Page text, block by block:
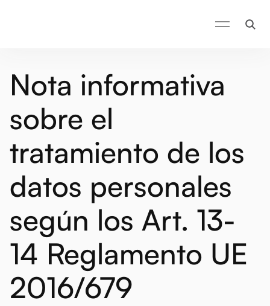
Nota informativa
sobre el
tratamiento de los
datos personales
según los Art. 13-
14 Reglamento UE
2016/679